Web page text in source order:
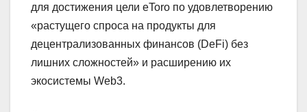
для достижения цели eToro по удовлетворению
«растущего спроса на продукты для
децентрализованных финансов (DeFi) без
лишних сложностей» и расширению их
экосистемы Web3.